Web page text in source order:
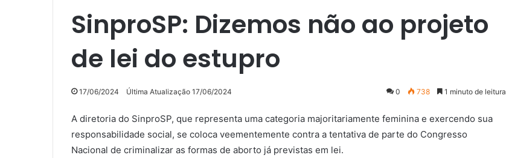
SinproSP: Dizemos não ao projeto
de lei do estupro
17/06/2024 Última Atualização 17/06/2024 0 738 1 minuto de leitura
A diretoria do SinproSP, que representa uma categoria majoritariamente feminina e exercendo sua
responsabilidade social, se coloca veementemente contra a tentativa de parte do Congresso
Nacional de criminalizar as formas de aborto já previstas em lei.